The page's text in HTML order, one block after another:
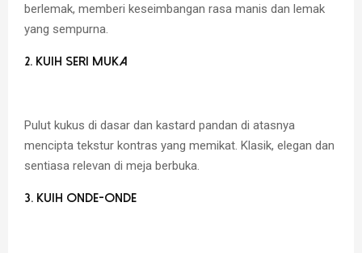
berlemak, memberi keseimbangan rasa manis dan lemak
yang sempurna.
2. Kuih Seri Muka
Pulut kukus di dasar dan kastard pandan di atasnya
mencipta tekstur kontras yang memikat. Klasik, elegan dan
sentiasa relevan di meja berbuka.
3. Kuih Onde-Onde